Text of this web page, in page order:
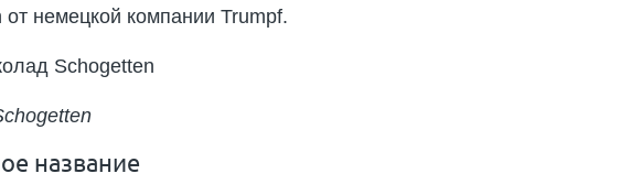
от немецкой компании Trumpf.
название